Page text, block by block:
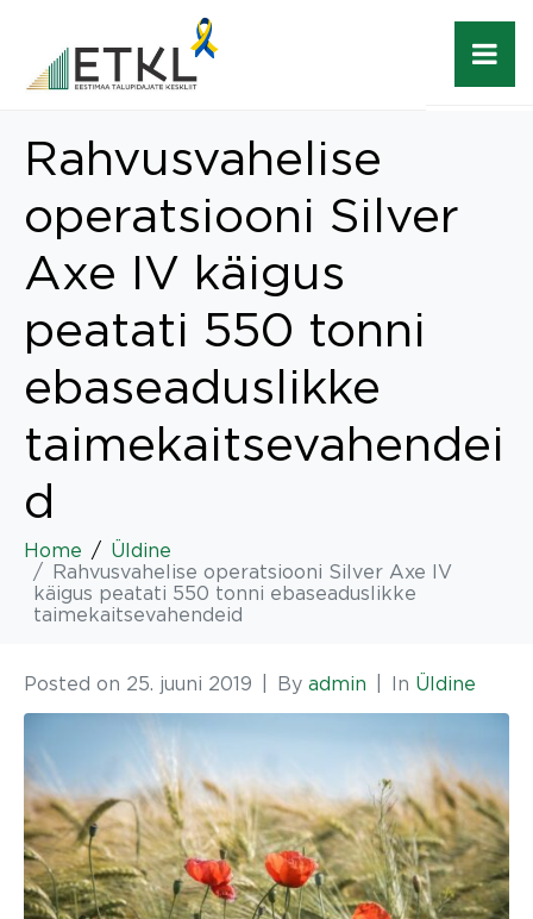
Rahvusvahelise
operatsiooni Silver
Axe IV käigus
peatati 550 tonni
ebaseaduslikke
taimekaitsevahendei
d
Home
Üldine
Rahvusvahelise operatsiooni Silver Axe IV
käigus peatati 550 tonni ebaseaduslikke
taimekaitsevahendeid
Posted on 25. juuni 2019 By admin In Üldine